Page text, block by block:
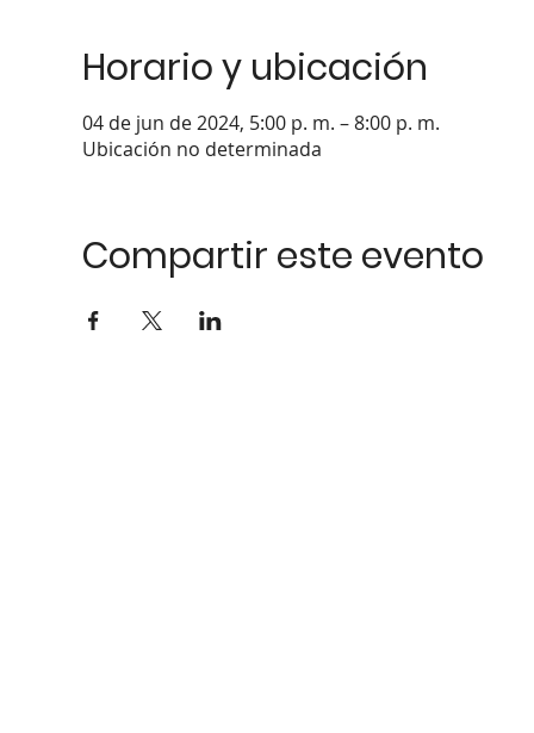
Horario y ubicación
04 de jun de 2024, 5:00 p. m. – 8:00 p. m.
Ubicación no determinada
Compartir este evento